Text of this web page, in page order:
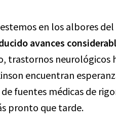
en los albores
avances
trastornos neurológicos
encuentran
fuentes médicas de
pronto que tarde.